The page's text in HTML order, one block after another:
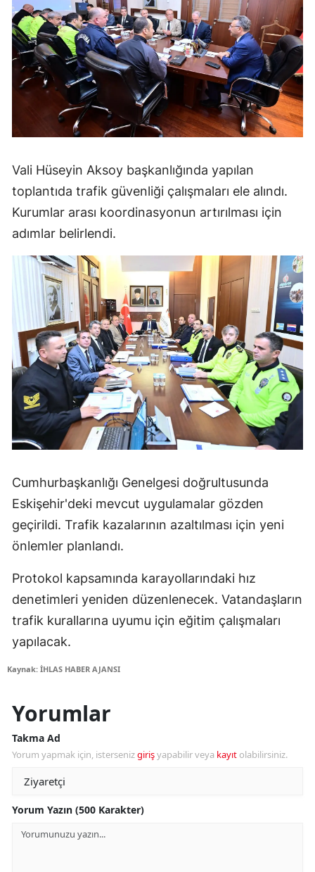
Vali Hüseyin Aksoy başkanlığında yapılan
toplantıda trafik güvenliği çalışmaları ele alındı.
Kurumlar arası koordinasyonun artırılması için
adımlar belirlendi.
Cumhurbaşkanlığı Genelgesi doğrultusunda
Eskişehir'deki mevcut uygulamalar gözden
geçirildi. Trafik kazalarının azaltılması için yeni
önlemler planlandı.
Protokol kapsamında karayollarındaki hız
denetimleri yeniden düzenlenecek. Vatandaşların
trafik kurallarına uyumu için eğitim çalışmaları
yapılacak.
Kaynak: İHLAS HABER AJANSI
Yorumlar
Takma Ad
Yorum yapmak için, istersenizgirişyapabilir veya kayıt olabilirsiniz.
Yorum Yazın (500 Karakter)